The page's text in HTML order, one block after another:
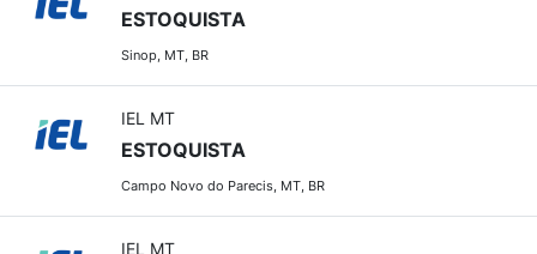
ESTOQUISTA
Sinop, MT, BR
IEL MT
ESTOQUISTA
Campo Novo do Parecis, MT, BR
IEL MT